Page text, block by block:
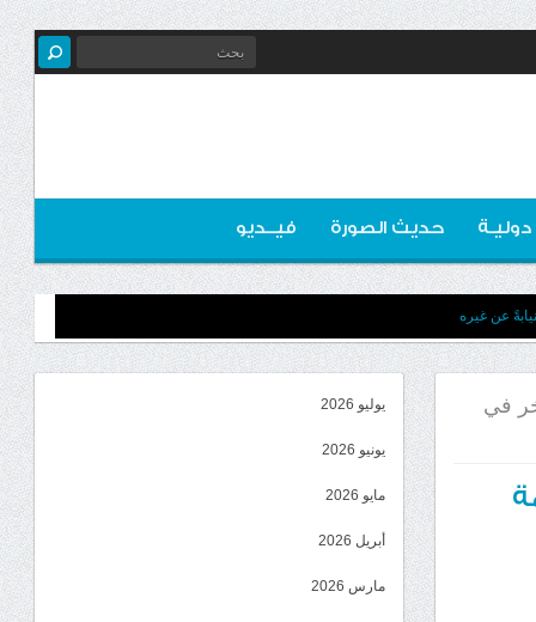
دوليـة حديث الصورة فيــديو
عن غيره
في يوليو 2026
يونيو 2026
مايو 2026
أبريل 2026
مارس 2026